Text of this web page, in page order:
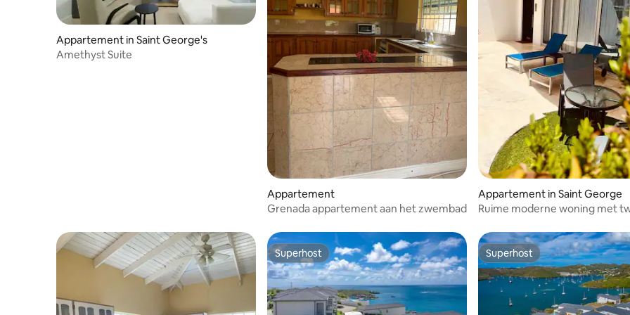
Appartement in Saint George's
Amethyst Suite
Appartement
Grenada appartement aan het zwembad
Appartement in Saint George
Ruime moderne woning met
Superhost
Superhost Superhost
Superhost